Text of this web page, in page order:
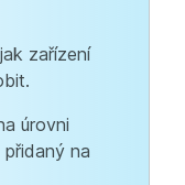
zařízení
úrovni
na